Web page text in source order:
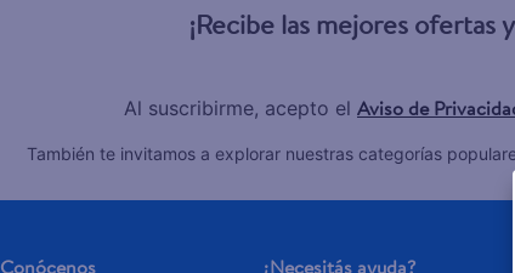
¡Recibe las mejores ofertas
Al suscribirme, acepto el Aviso de
También te invitamos a explorar nuestras categorías
Conócenos ¿Necesitás ayuda?